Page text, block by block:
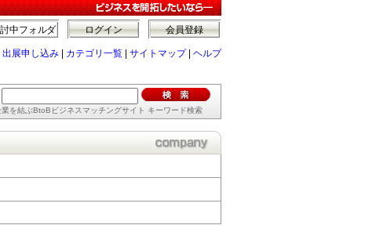
会員登録
ログイン
中フォルダ
出展申し込み カテゴリ一覧 サイトマップ| ヘルプ
を結ぶBtoBビジネスマッチングサイト キーワード検索